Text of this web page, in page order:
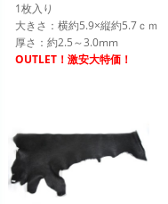
1枚入り
大きさ：横約5.9×縦約5.7ｃｍ
厚さ：約2.5～3.0mm
OUTLET！激安大特価！